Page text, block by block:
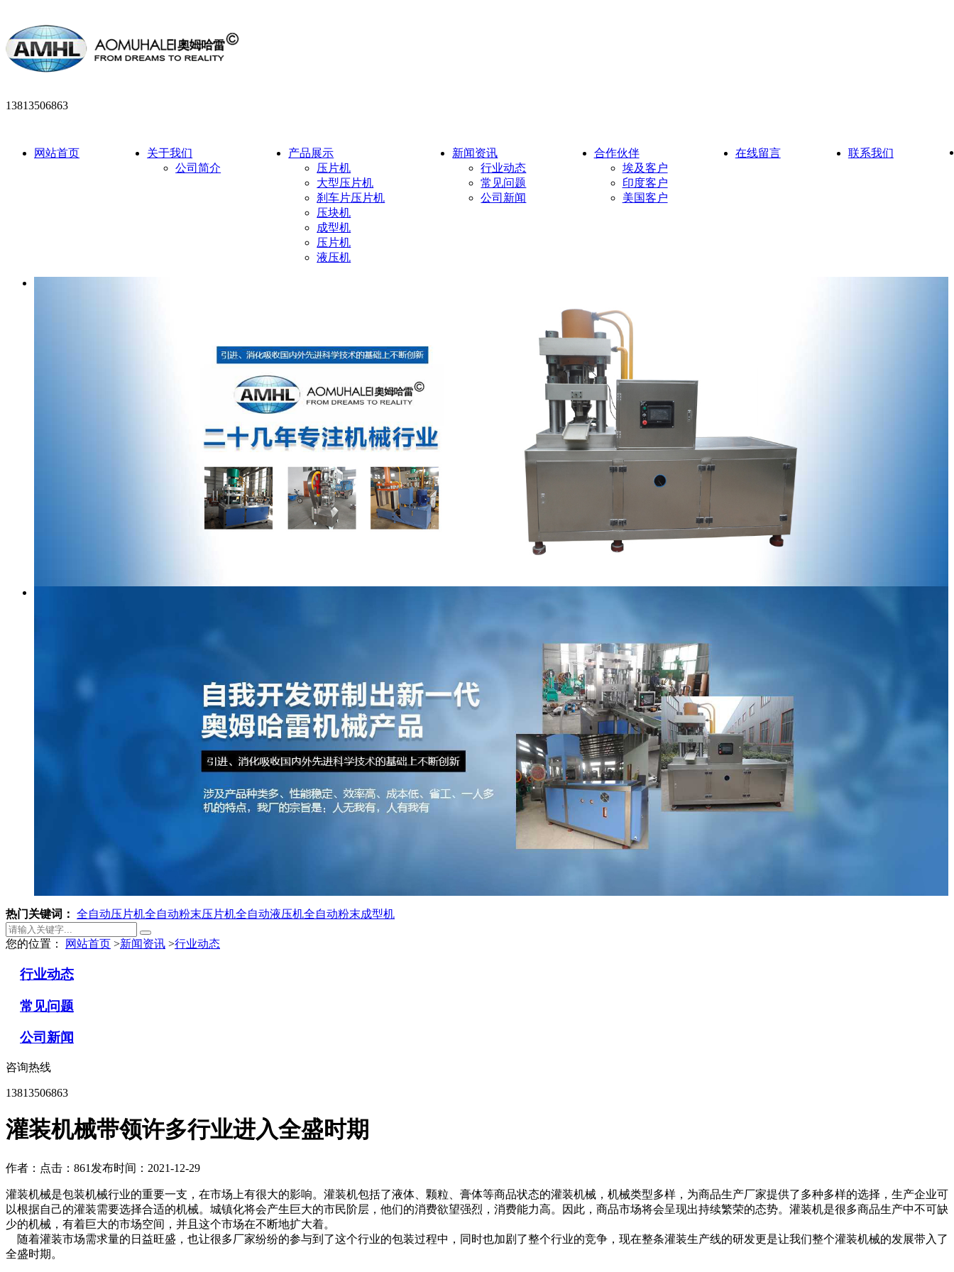
13813506863
网站首页
关于我们
公司简介
产品展示
压片机
大型压片机
刹车片压片机
压块机
成型机
压片机
液压机
新闻资讯
行业动态
常见问题
公司新闻
合作伙伴
埃及客户
印度客户
美国客户
在线留言 联系我们
热门关键词： 全自动压片机全自动粉末压片机全自动液压机全自动粉末成型机
您的位置： 网站首页 >新闻资讯 >行业动态
行业动态
常见问题
公司新闻
咨询热线
13813506863
灌装机械带领许多行业进入全盛时期
作者： 点击：861 发布时间：2021-12-29
灌装机械是包装机械行业的重要一支，在市场上有很大的影响。灌装机包括了液体、颗粒、膏体等商品状态的灌装机械，机械类型多样，为商品生产厂家提供了多种多样的选择，生产企业可
以根据自己的灌装需要选择合适的机械。城镇化将会产生巨大的市民阶层，他们的消费欲望强烈，消费能力高。因此，商品市场将会呈现出持续繁荣的态势。灌装机是很多商品生产中不可缺
少的机械，有着巨大的市场空间，并且这个市场在不断地扩大着。
随着灌装市场需求量的日益旺盛，也让很多厂家纷纷的参与到了这个行业的包装过程中，同时也加剧了整个行业的竞争，现在整条灌装生产线的研发更是让我们整个灌装机械的发展带入了
全盛时期。